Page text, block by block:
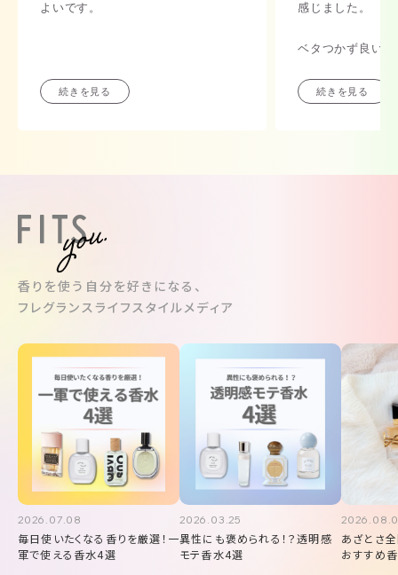
よいです。
続きを見る
感じました。
ベタつかず良い
続きを見る
香りを使う自分を好きになる、
フレグランスライフスタイルメディア
2026.07.08
毎日使いたくなる香りを厳選！一
軍で使える香水4選
2026.03.25
異性にも褒められる！？透明感
モテ香水4選
あざとさ
おすすめ